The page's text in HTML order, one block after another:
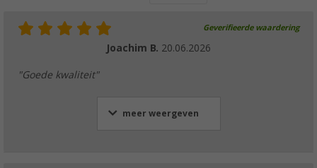
Geverifieerde waardering
Joachim B. 20.06.2026
"Goede kwaliteit"
meer weergeven